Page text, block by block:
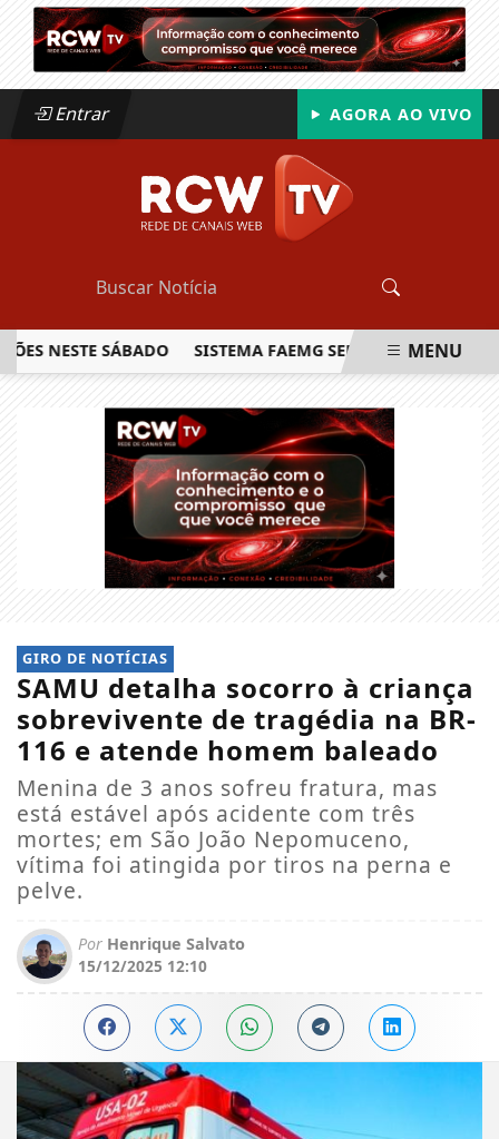
Entrar AGORA AO VIVO
SÁBADO SISTEMA FAEMG SENAR LANÇA OMENU
GIRO DE NOTÍCIAS
SAMU detalha socorro à criança
sobrevivente de tragédia na BR-
116 e atende homem baleado
Menina de 3 anos sofreu fratura, mas
está estável após acidente com três
mortes; em São João Nepomuceno,
vítima foi atingida por tiros na perna e
pelve.
Por Henrique Salvato
15/12/2025 12:10